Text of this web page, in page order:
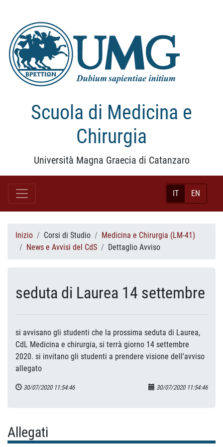
Scuola di Medicina e
Chirurgia
Università Magna Graecia di Catanzaro
IT EN
Inizio Corsi di Studio
Medicina e Chirurgia (LM-41)
News e Avvisi del CdS
Dettaglio Avviso
seduta di Laurea 14 settembre
si avvisano gli studenti che la prossima seduta di Laurea,
CdL Medicina e chirurgia, si terrà giorno 14 settembre
2020. si invitano gli studenti a prendere visione dell'avviso
allegato
30/07/2020 11:54:46 30/07/2020 11:54:46
Allegati